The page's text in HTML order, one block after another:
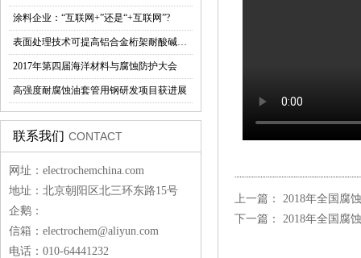
涂料企业：“互联网+”还是“+互联网”?
表面处理技术可提高铝合金桁架耐酸碱性能力
2017年第四届海洋材料与腐蚀防护大会
高强度耐腐蚀油套管用钢研发项目获进展
联系我们 CONTACT
网址：electrochemchina.com
地址：北京朝阳区北三环东路15号
企鹅：
信箱：electrochem@aliyun.com
电话：010-64441232
上一篇： 2018年全国腐
下一篇： 2018年全国腐